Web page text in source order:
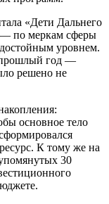
«Дети Дальнего
по меркам сферы
уровнем.
год —
решено не
основное тело
К тому же на
30